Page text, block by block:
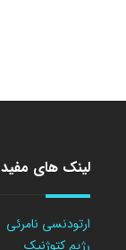
لینک های مفید
ارتودنسی نامرئی
رژیم کتوژنیک